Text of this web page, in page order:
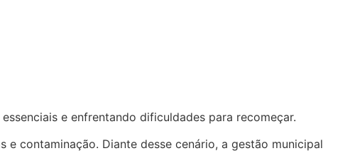
e enfrentando dificuldades para recomeçar.
contaminação. Diante desse cenário, a gestão municipal